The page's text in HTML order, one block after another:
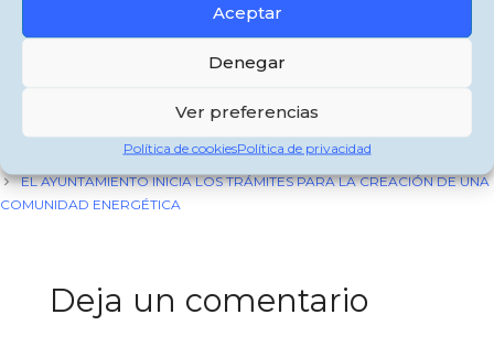
Aceptar
Denegar
Ver preferencias
Política de cookiesPolítica de privacidad
WhatsApp
Categorías
Jimena de la Frontera
LUCÍA ÁLVAREZ «LA PIÑONA», PREMIO LORCA DE LAS ARTES
EL AYUNTAMIENTO INICIA LOS TRÁMITES PARA LA CREACIÓN DE UNA
COMUNIDAD ENERGÉTICA
Deja un comentario